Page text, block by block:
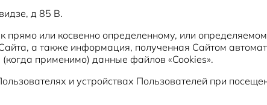
д 85 В.
или косвенно определенному, или
а также информация, полученная Сайтом
применимо) данные файлов «Cookies».
и устройствах Пользователей при